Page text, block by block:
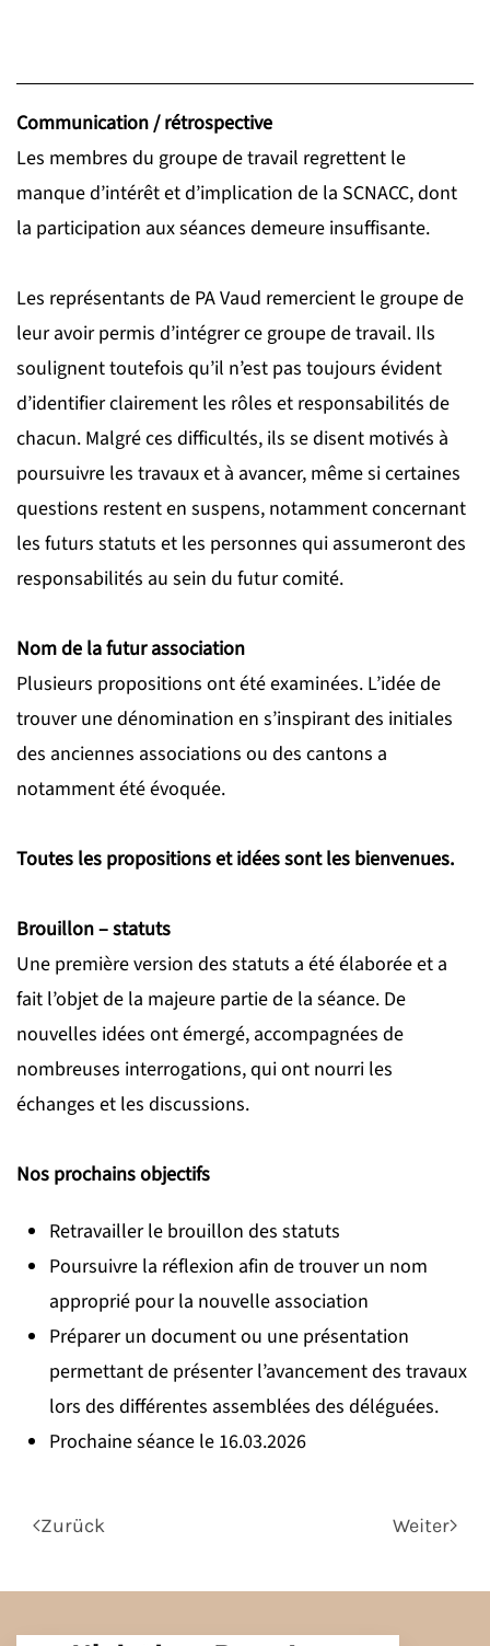
Communication / rétrospective
Les membres du groupe de travail regrettent le
manque d’intérêt et d’implication de la SCNACC, dont
la participation aux séances demeure insuffisante.
Les représentants de PA Vaud remercient le groupe de
leur avoir permis d’intégrer ce groupe de travail. Ils
soulignent toutefois qu’il n’est pas toujours évident
d’identifier clairement les rôles et responsabilités de
chacun. Malgré ces difficultés, ils se disent motivés à
poursuivre les travaux et à avancer, même si certaines
questions restent en suspens, notamment concernant
les futurs statuts et les personnes qui assumeront des
responsabilités au sein du futur comité.
Nom de la futur association
Plusieurs propositions ont été examinées. L’idée de
trouver une dénomination en s’inspirant des initiales
des anciennes associations ou des cantons a
notamment été évoquée.
Toutes les propositions et idées sont les bienvenues.
Brouillon – statuts
Une première version des statuts a été élaborée et a
fait l’objet de la majeure partie de la séance. De
nouvelles idées ont émergé, accompagnées de
nombreuses interrogations, qui ont nourri les
échanges et les discussions.
Nos prochains objectifs
Retravailler le brouillon des statuts
Poursuivre la réflexion afin de trouver un nom
approprié pour la nouvelle association
Préparer un document ou une présentation
permettant de présenter l’avancement des travaux
lors des différentes assemblées des déléguées.
Prochaine séance le 16.03.2026
Zurück Weiter